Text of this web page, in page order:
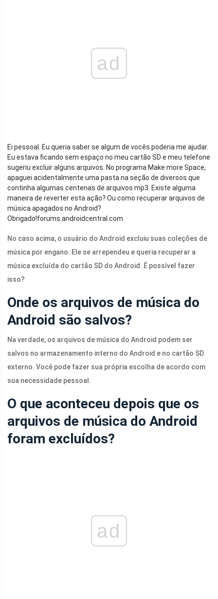
ad
Ei pessoal. Eu queria saber se algum de vocês poderia me ajudar.
Eu estava ficando sem espaço no meu cartão SD e meu telefone
sugeriu excluir alguns arquivos. No programa Make more Space,
apaguei acidentalmente uma pasta na seção de diversos que
continha algumas centenas de arquivos mp3. Existe alguma
maneira de reverter esta ação? Ou como recuperar arquivos de
música apagados no Android?
Obrigado!forums.androidcentral.com
No caso acima, o usuário do Android excluiu suas coleções de
música por engano. Ele se arrependeu e queria recuperar a
música excluída do cartão SD do Android. É possível fazer
isso?
Onde os arquivos de música do
Android são salvos?
Na verdade, os arquivos de música do Android podem ser
salvos no armazenamento interno do Android e no cartão SD
externo. Você pode fazer sua própria escolha de acordo com
sua necessidade pessoal.
O que aconteceu depois que os
arquivos de música do Android
foram excluídos?
ad